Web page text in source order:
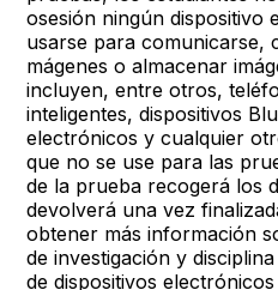
osesión ningún dispositivo
usarse para comunicarse,
mágenes o almacenar
incluyen, entre otros,
inteligentes, dispositivos
electrónicos y cualquier
que no se use para las
de la prueba recogerá los
devolverá una vez
obtener más información
de investigación y
de dispositivos